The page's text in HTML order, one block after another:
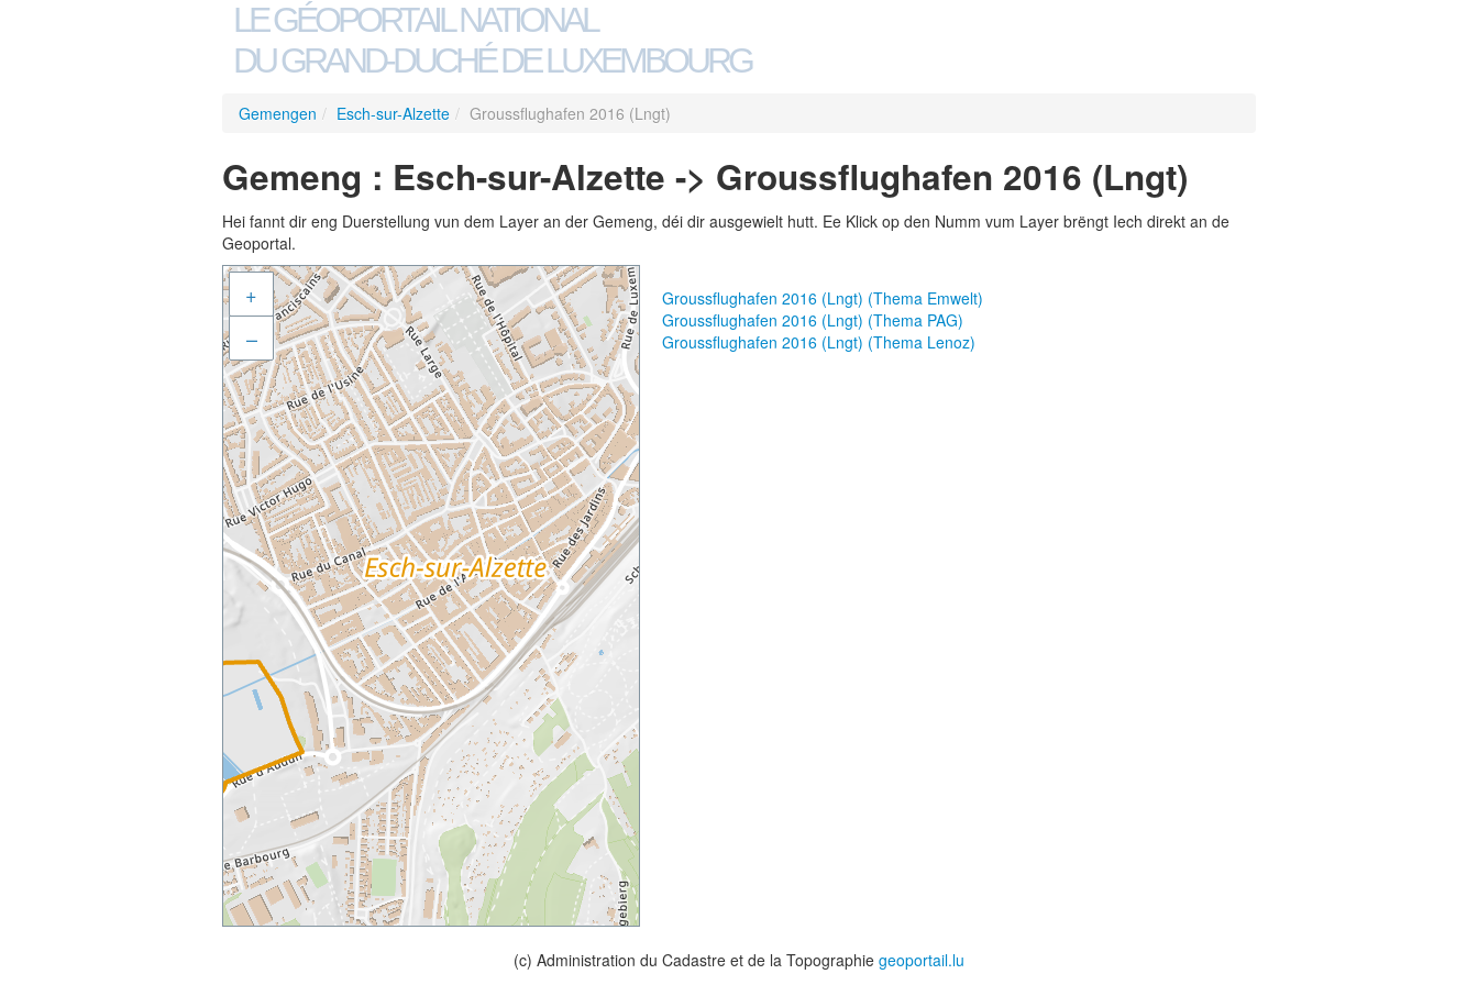
LE GÉOPORTAIL NATIONAL
DU GRAND-DUCHÉ DE LUXEMBOURG
Gemengen / Esch-sur-Alzette / Groussflughafen 2016 (Lngt)
Gemeng : Esch-sur-Alzette -> Groussflughafen 2016 (Lngt)
Hei fannt dir eng Duerstellung vun dem Layer an der Gemeng, déi dir ausgewielt hutt. Ee Klick op den Numm vum Layer brëngt Iech direkt an de
Geoportal.
+
–
Groussflughafen 2016 (Lngt) (Thema Emwelt)
Groussflughafen 2016 (Lngt) (Thema PAG)
Groussflughafen 2016 (Lngt) (Thema Lenoz)
(c) Administration du Cadastre et de la Topographie geoportail.lu